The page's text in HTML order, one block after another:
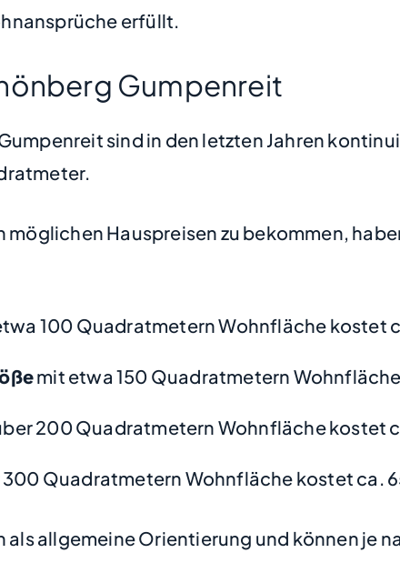
erfüllt.
Gumpenreit
sind in den letzten Jahren
möglichen Hauspreisen zu bekommen,
100 Quadratmetern Wohnfläche kostet
mit etwa 150 Quadratmetern
200 Quadratmetern Wohnfläche kostet
300 Quadratmetern Wohnfläche kostet ca.
allgemeine Orientierung und können je